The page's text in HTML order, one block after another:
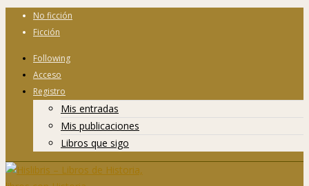
No ficción
Ficción
Following
Acceso
Registro
Mis entradas
Mis publicaciones
Libros que sigo